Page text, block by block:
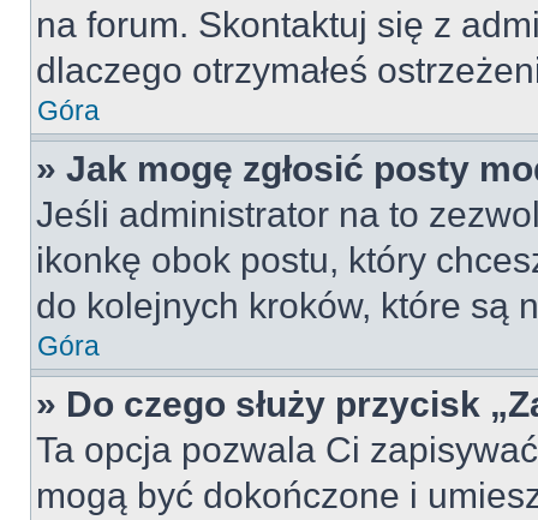
na forum. Skontaktuj się z
dlaczego otrzymałeś
Góra
» Jak mogę zgłosić posty
Jeśli administrator na to
ikonkę obok postu, który
do kolejnych kroków, które są
Góra
» Do czego służy przycisk
Ta opcja pozwala Ci
mogą być dokończone i